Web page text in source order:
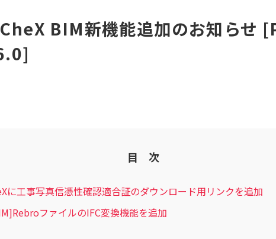
BIM新機能追加のお知らせ
目 次
に工事写真信憑性確認適合証のダウンロード用リンクを追加
ファイルのIFC変換機能を追加